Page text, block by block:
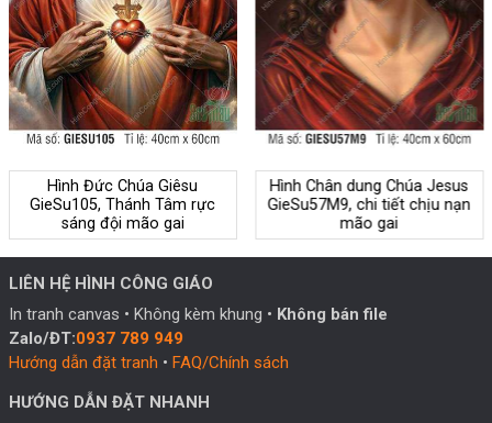
Hình Đức Chúa Giêsu
GieSu105, Thánh Tâm rực
sáng đội mão gai
Hình Chân dung Chúa Jesus
GieSu57M9, chi tiết chịu nạn
mão gai
LIÊN HỆ HÌNH CÔNG GIÁO
In tranh canvas • Không kèm khung • Không bán file
Zalo/ĐT:0937 789 949
Hướng dẫn đặt tranh • FAQ/Chính sách
HƯỚNG DẪN ĐẶT NHANH